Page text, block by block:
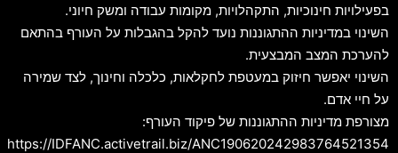
בפעילויות חינוכיות, התקהלויות, מקומות עבודה ומשק חיוני.
השינוי במדיניות ההתגוננות נועד להקל בהגבלות על העורף בהתאם
להערכת המצב המבצעית.
השינוי יאפשר חיזוק במעטפת לחקלאות, כלכלה וחינוך, לצד שמירה
על חיי אדם.
מצורפת מדיניות ההתגוננות של פיקוד העורף:
https://IDFANC.activetrail.biz/ANC190620242983764521354